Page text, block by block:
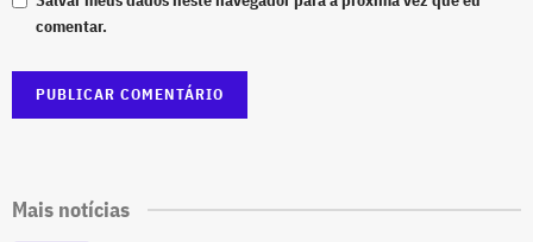
comentar.
Mais notícias